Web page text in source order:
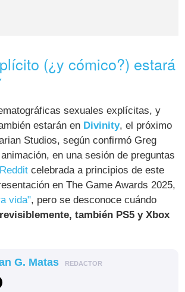
(¿y cómico?) estará
sexuales explícitas, y
estarán en Divinity, el próximo
Studios, según confirmó Greg
en una sesión de preguntas
Reddit celebrada a principios de este
en The Game Awards 2025,
vida", pero se desconoce cuándo
también PS5 y Xbox
G. Matas REDACTOR